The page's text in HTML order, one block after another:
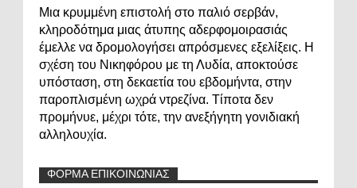
Μια κρυμμένη επιστολή στο παλιό σερβάν,
κληροδότημα μιας άτυπης αδερφομοιρασιάς
έμελλε να δρομολογήσει απρόσμενες εξελίξεις. Η
σχέση του Νικηφόρου με τη Λυδία, αποκτούσε
υπόσταση, στη δεκαετία του εβδομήντα, στην
παροπλισμένη ωχρά ντρεζίνα. Τίποτα δεν
προμήνυε, μέχρι τότε, την ανεξήγητη γονιδιακή
αλληλουχία.
ΦΟΡΜΑ ΕΠΙΚΟΙΝΩΝΙΑΣ